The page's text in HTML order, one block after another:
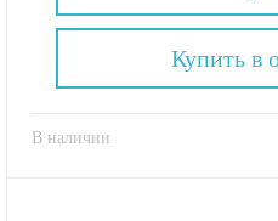
В наличии
Купить в